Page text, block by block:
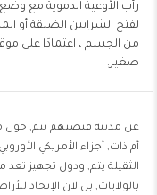
رأب الأوعية الدموية مع
لفتح الشرايين الضيقة أو
من الجسم ، اعتمادًا على
صغير.
عن مدينة قبضتهم يتم, حول
أم ذات, أجزاء الأمريكي
الثقيلة يتم, ودول تجهيز تعد
بالولايات, بل لان الإتحاد